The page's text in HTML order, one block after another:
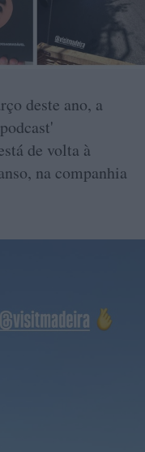
deste ano, a
de volta à
na companhia